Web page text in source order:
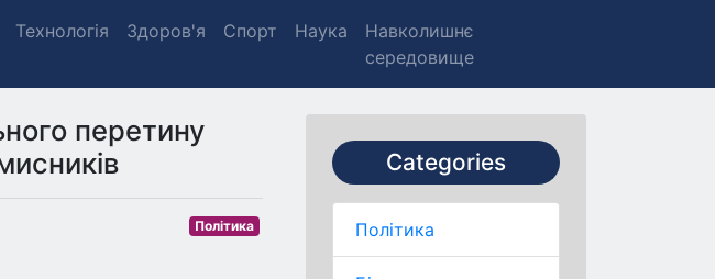
Технологія Здоров'я Спорт Наука
Навколишнє
середовище
Categories
Політика
перетину
Політика